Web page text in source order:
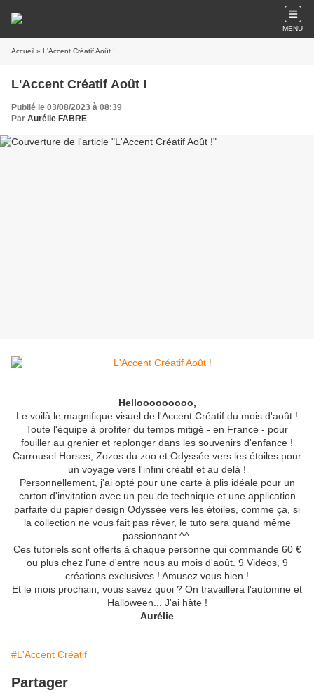
MENU
Accueil » L'Accent Créatif Août !
L'Accent Créatif Août !
Publié le 03/08/2023 à 08:39
Par Aurélie FABRE
Hellooooooooo,
Le voilà le magnifique visuel de l'Accent Créatif du mois d'août !
Toute l'équipe à profiter du temps mitigé - en France - pour
fouiller au grenier et replonger dans les souvenirs d'enfance !
Carrousel Horses, Zozos du zoo et Odyssée vers les étoiles pour
un voyage vers l'infini créatif et au delà !
Personnellement, j'ai opté pour une carte à plis idéale pour un
carton d'invitation avec un peu de technique et une application
parfaite du papier design Odyssée vers les étoiles, comme ça, si
la collection ne vous fait pas rêver, le tuto sera quand même
passionnant ^^.
Ces tutoriels sont offerts à chaque personne qui commande 60 €
ou plus chez l'une d'entre nous au mois d'août. 9 Vidéos, 9
créations exclusives ! Amusez vous bien !
Et le mois prochain, vous savez quoi ? On travaillera l'automne et
Halloween... J'ai hâte !
Aurélie
#L'Accent Créatif
Partager